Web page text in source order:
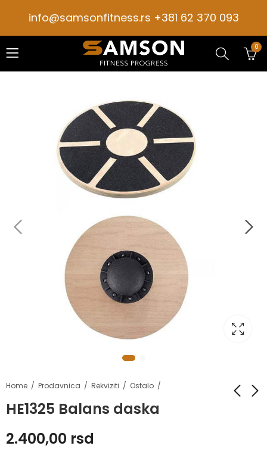
info@samsonfitness.rs +381 62 370 093
0
Home Prodavnica Rekviziti Ostalo
HE1325 Balans daska
2.400,00 rsd